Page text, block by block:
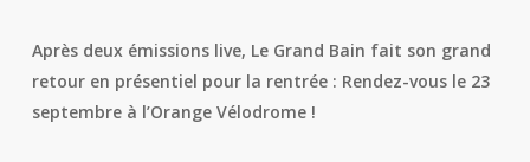
Après deux émissions live, Le Grand Bain fait son grand
retour en présentiel pour la rentrée : Rendez-vous le 23
septembre à l’Orange Vélodrome !